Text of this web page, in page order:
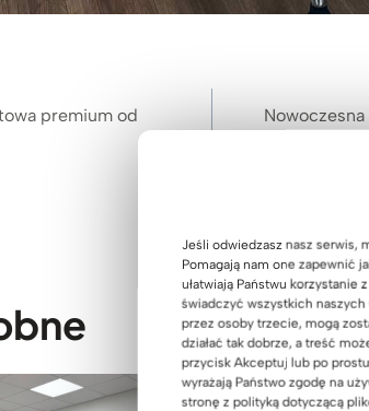
Jeśli odwiedzasz nasz serwis,
Pomagają nam one zapewnić
ułatwiają Państwu
świadczyć wszystkich
przez osoby trzecie, mogą
działać tak dobrze, a treść
przycisk Akceptuj lub po
wyrażają Państwo zgodę na
stronę z polityką dotyczącą
premium od